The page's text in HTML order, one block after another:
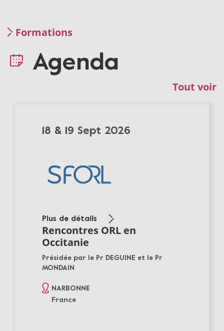
Formations
Agenda
Tout voir
18 & 19 Sept 2026
Plus de détails
Rencontres ORL en
Occitanie
Présidée par le Pr DEGUINE et le Pr
MONDAIN
NARBONNE
France